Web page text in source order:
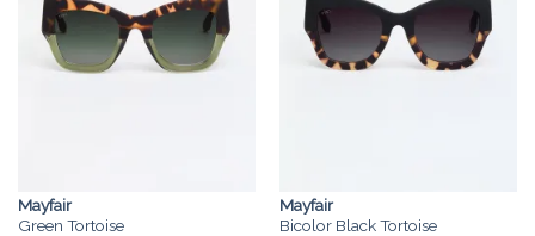
Mayfair
Green Tortoise
Mayfair
Bicolor Black Tortoise